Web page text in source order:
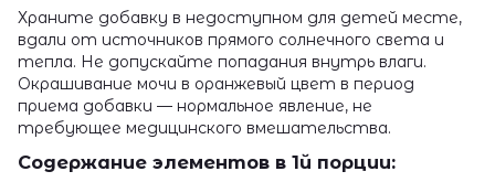
Храните добавку в недоступном для детей месте,
вдали от источников прямого солнечного света и
тепла. Не допускайте попадания внутрь влаги.
Окрашивание мочи в оранжевый цвет в период
приема добавки — нормальное явление, не
требующее медицинского вмешательства.
Содержание элементов в 1й порции: